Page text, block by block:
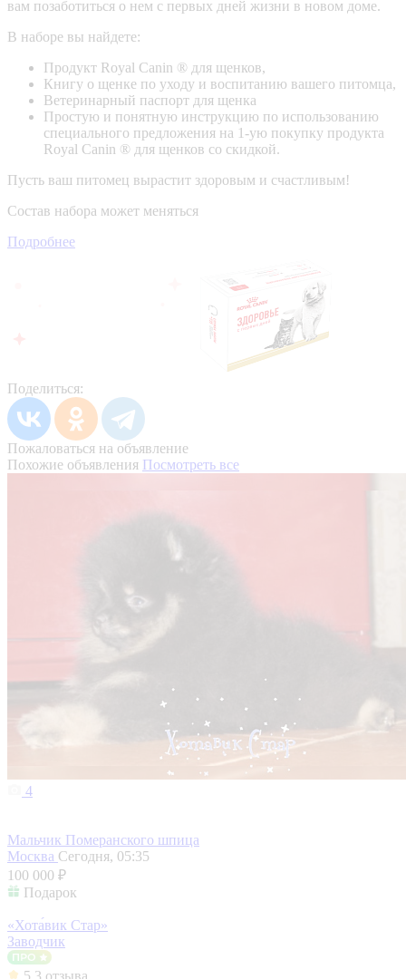
вам позаботиться о нем с первых дней жизни в новом доме.
В наборе вы найдете:
Продукт Royal Canin ® для щенков,
Книгу о щенке по уходу и воспитанию вашего питомца,
Ветеринарный паспорт для щенка
Простую и понятную инструкцию по использованию
специального предложения на 1-ую покупку продукта
Royal Canin ® для щенков со скидкой.
Пусть ваш питомец вырастит здоровым и счастливым!
Состав набора может меняться
Подробнее
Поделиться:
Пожаловаться на объявление
Похожие объявления Посмотреть все
4
Мальчик Померанского шпица
Москва Сегодня, 05:35
100 000 ₽
Подарок
«Хота́вик Стар»
Заводчик
5 3 отзыва